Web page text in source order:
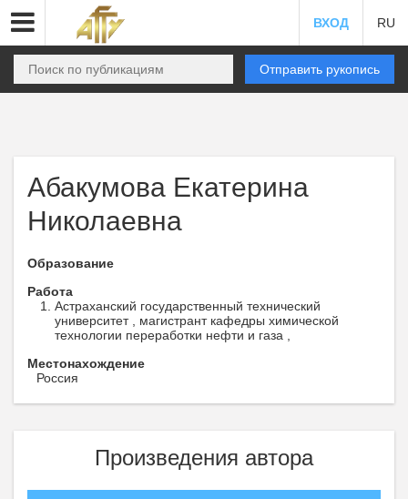
ВХОД RU
Отправить рукопись
Абакумова Екатерина
Николаевна
Образование
Работа
Астраханский государственный технический
университет , магистрант кафедры химической
технологии переработки нефти и газа ,
Местонахождение
Россия
Произведения автора